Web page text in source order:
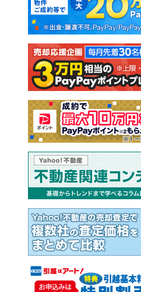
新築一戸建て
注文住宅
売却査定